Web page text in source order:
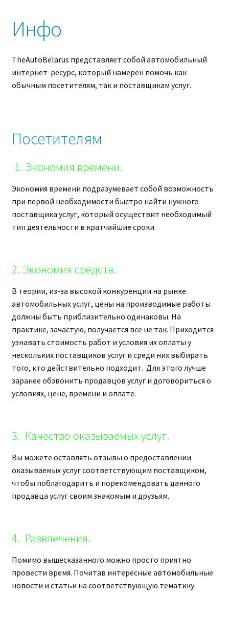
Инфо
TheAutoBelarus представляет собой автомобильный
интернет-ресурс, который намерен помочь как
обычным посетителям, так и поставщикам услуг.
Посетителям
1. Экономия времени.
Экономия времени подразумевает собой возможность
при первой необходимости быстро найти нужного
поставщика услуг, который осуществит необходимый
тип деятельности в кратчайшие сроки.
2. Экономия средств.
В теории, из-за высокой конкуренции на рынке
автомобильных услуг, цены на производимые работы
должны быть приблизительно одинаковы. На
практике, зачастую, получается все не так. Приходится
узнавать стоимость работ и условия их оплаты у
нескольких поставщиков услуг и среди них выбирать
того, кто действительно подходит. Для этого лучше
заранее обзвонить продавцов услуг и договориться о
условиях, цене, времени и оплате.
3. Качество оказываемых услуг.
Вы можете оставлять отзывы о предоставлении
оказываемых услуг соответствующим поставщиком,
чтобы поблагодарить и порекомендовать данного
продавца услуг своим знакомым и друзьям.
4. Развлечения.
Помимо вышесказанного можно просто приятно
провести время. Почитав интересные автомобильные
новости и статьи на соответствующую тематику.